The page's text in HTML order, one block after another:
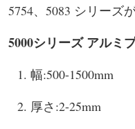
5754、5083 シリーズ
5000シリーズ アルミ
幅:500-1500mm
厚さ:2-25mm